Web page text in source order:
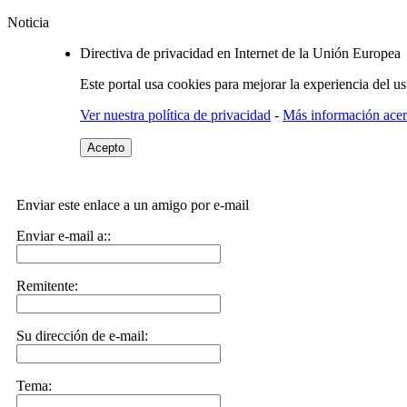
Noticia
Directiva de privacidad en Internet de la Unión Europea
Este portal usa cookies para mejorar la experiencia del
Ver nuestra política de privacidad - Más información
Acepto
Enviar este enlace a un amigo por e-mail
Enviar e-mail a::
Remitente:
Su dirección de e-mail:
Tema: